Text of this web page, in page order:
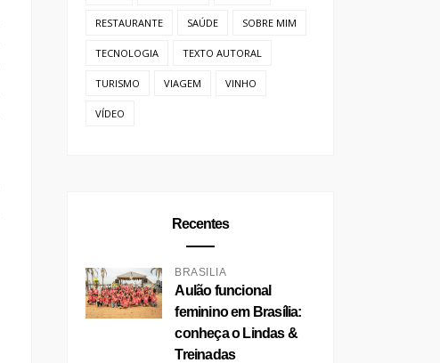
RESTAURANTE SAÚDE SOBRE MIM
TECNOLOGIA TEXTO AUTORAL
TURISMO VIAGEM VINHO
VÍDEO
Recentes
BRASÍLIA
Aulão funcional
feminino em Brasília:
conheça o Lindas &
Treinadas